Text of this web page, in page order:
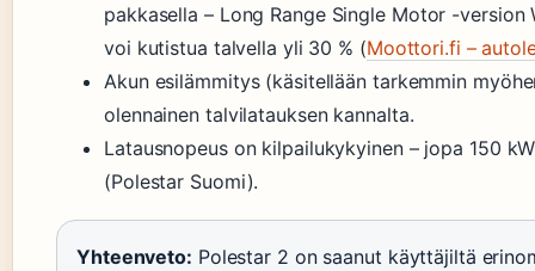
pakkasella – Long Range Single Motor -version
voi kutistua talvella yli 30 % (Moottori.fi –
Akun esilämmitys (käsitellään tarkemmin
olennainen talvilatauksen kannalta.
Latausnopeus on kilpailukykyinen – jopa 150
(Polestar Suomi).
Yhteenveto: Polestar 2 on saanut käyttäjiltä